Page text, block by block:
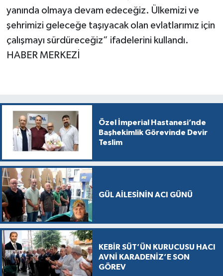
yanında olmaya devam edeceğiz. Ülkemizi ve
şehrimizi geleceğe taşıyacak olan evlatlarımız için
çalışmayı sürdüreceğiz” ifadelerini kullandı.
HABER MERKEZİ
Özel İmperial Hastanesi’nde
Başhekimlik Görevinde Devir
Teslim
GÜL AİLESİNİN ACI GÜNÜ
KEBİR SÜT’ÜN KURUCUSU HACI
AVNİ KARADENİZ’E SON
GÖREV